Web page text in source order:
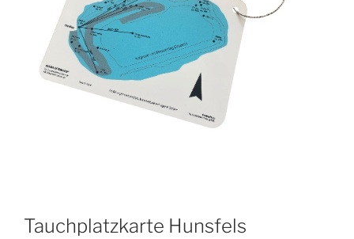
Tauchplatzkarte Hunsfels